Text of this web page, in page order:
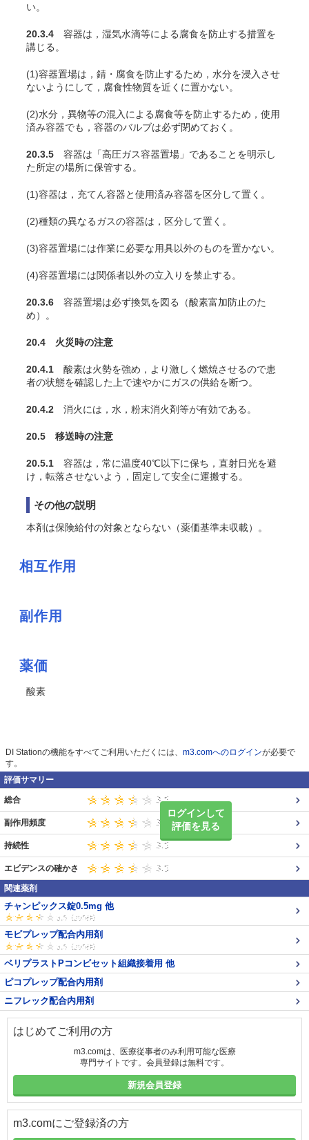
い。
20.3.4 容器は，湿気水滴等による腐食を防止する措置を
講じる。
(1)容器置場は，錆・腐食を防止するため，水分を浸入させ
ないようにして，腐食性物質を近くに置かない。
(2)水分，異物等の混入による腐食等を防止するため，使用
済み容器でも，容器のバルブは必ず閉めておく。
20.3.5 容器は「高圧ガス容器置場」であることを明示し
た所定の場所に保管する。
(1)容器は，充てん容器と使用済み容器を区分して置く。
(2)種類の異なるガスの容器は，区分して置く。
(3)容器置場には作業に必要な用具以外のものを置かない。
(4)容器置場には関係者以外の立入りを禁止する。
20.3.6 容器置場は必ず換気を図る（酸素富加防止のた
め）。
20.4 火災時の注意
20.4.1 酸素は火勢を強め，より激しく燃焼させるので患
者の状態を確認した上で速やかにガスの供給を断つ。
20.4.2 消火には，水，粉末消火剤等が有効である。
20.5 移送時の注意
20.5.1 容器は，常に温度40℃以下に保ち，直射日光を避
け，転落させないよう，固定して安全に運搬する。
その他の説明
本剤は保険給付の対象とならない（薬価基準未収載）。
相互作用
副作用
薬価
酸素
DI Stationの機能をすべてご利用いただくには、 m3.comへのログインが必要で
す。
評価サマリー
ログインして
評価を見る
総合
副作用頻度
持続性
エビデンスの確かさ
関連薬剤
チャンピックス錠0.5mg 他
モビプレップ配合内用剤
ベリプラストPコンビセット組織接着用 他
ピコプレップ配合内用剤
ニフレック配合内用剤
はじめてご利用の方
m3.comは、医療従事者のみ利用可能な医療
専門サイトです。会員登録は無料です。
新規会員登録
m3.comにご登録済の方